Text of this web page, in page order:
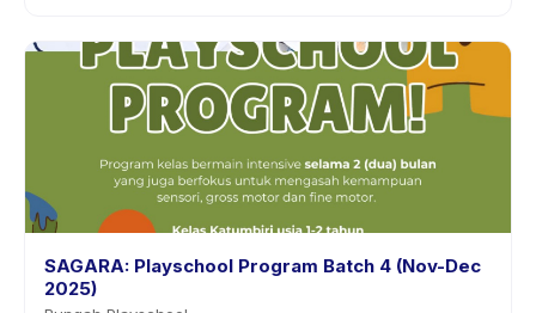
SAGARA: Playschool Program Batch 4 (Nov-Dec
2025)